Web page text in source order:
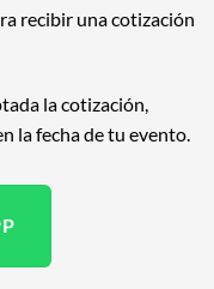
recibir una cotización
la cotización,
la fecha de tu evento.